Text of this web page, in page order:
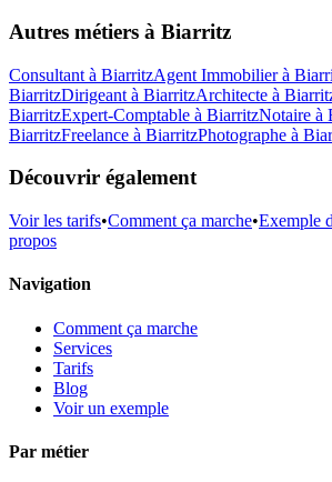
Autres métiers à Biarritz
Consultant à BiarritzAgent Immobilierà
BiarritzDirigeant à BiarritzArchitecte à
BiarritzExpert-Comptable à BiarritzNotaire à
BiarritzFreelance à BiarritzPhotographe à
Découvrir également
Voir les tarifs•Comment ça marche•Exemple
propos
Navigation
Comment ça marche
Services
Tarifs
Blog
Voir un exemple
Par métier